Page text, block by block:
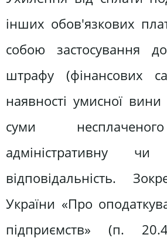
інших обов'язкових
собою застосування
штрафу (фінансових
наявності умисної
суми
адміністративну чи
відповідальність.
України «Про
підприємств» (п.